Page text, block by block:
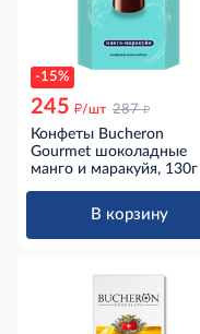
-15%
245 д/шт 287 д
Конфеты Bucheron
Gourmet шоколадные
манго и маракуйя, 130г
В корзину